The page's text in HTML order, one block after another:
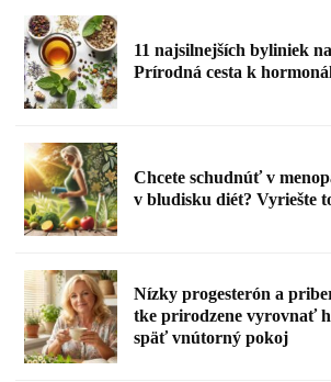
11 najsilnejších byliniek
Prírodná cesta k
Chcete schudnúť v
v bludisku diét? Vyriešte
Nízky progesterón a
tke prirodzene vyrovnať
späť vnútorný pokoj